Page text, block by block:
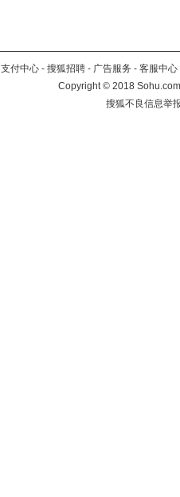
支付中心 - 搜狐招聘 - 广告服务 - 客服中心
Copyright©2018
搜狐不良信息举